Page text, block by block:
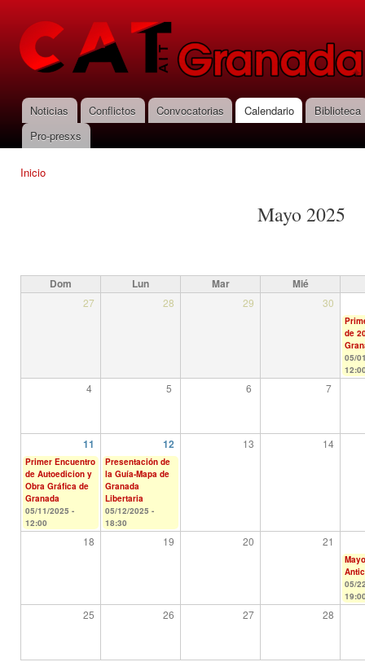
CNT-AIT
Granada
Menú principal
Noticias Conflictos Convocatorias Calendario
Biblioteca
Pro-presxs
Inicio
Mayo 2025
Dom Lun Mar
Mié
27
28 29 30
de
05/
4 5 6 7
11 12 13 14
Primer Encuentro
de Autoedicion y
Obra Gráfica de
Granada
05/11/2025 -
12:00
Presentación de
la Guía-Mapa de
Granada
Libertaria
05/12/2025 -
18:30
18 19 20 21
Mayo
05/
25 26 27 28